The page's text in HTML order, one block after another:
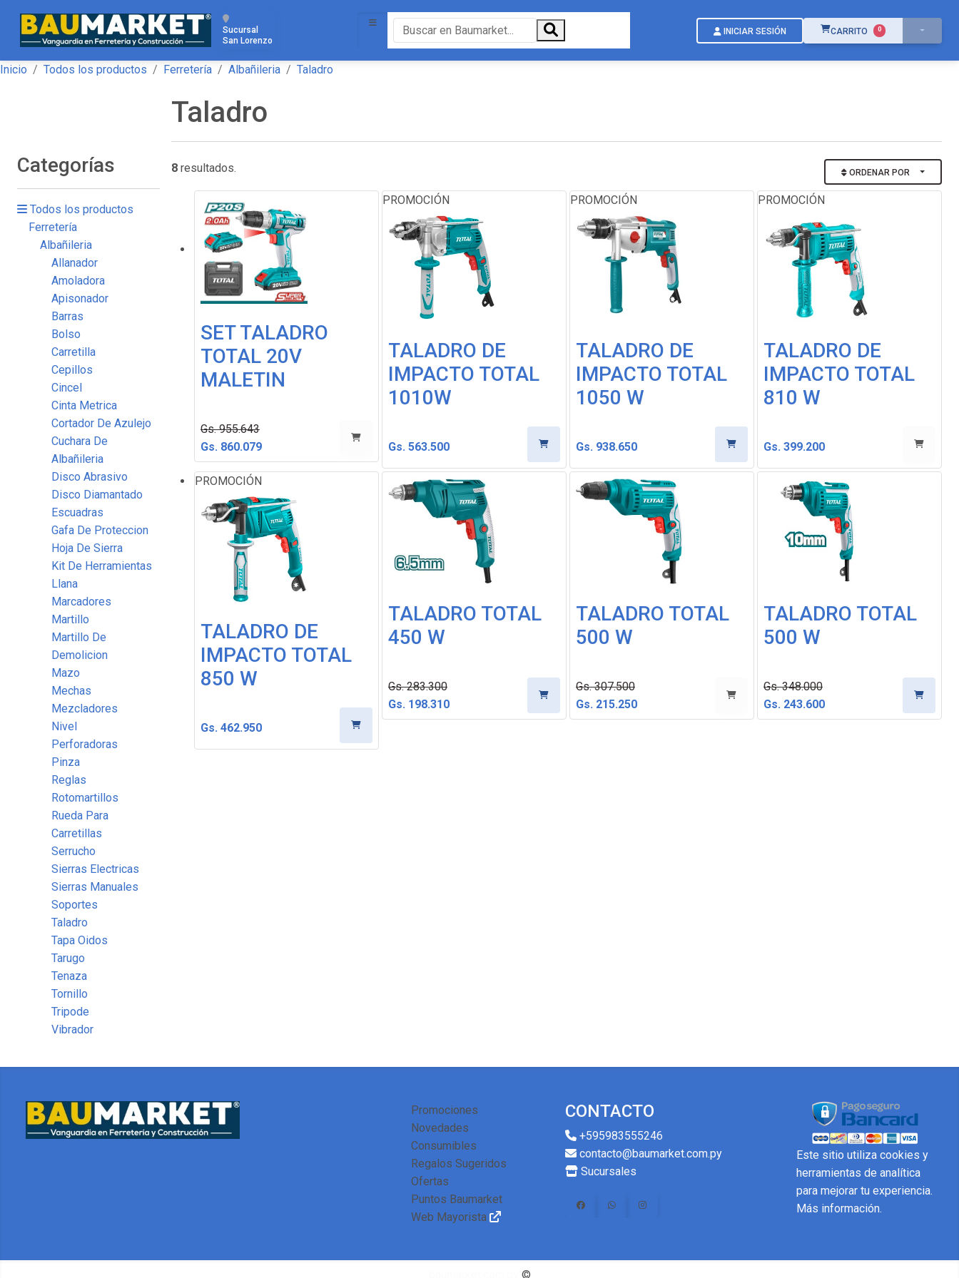
Sucursal
San Lorenzo
INICIAR SESIÓN CARRITO 0ÍTEMS EN EL CARRITO
Inicio Todos los productos Ferretería Albañileria Taladro
Taladro
Categorías
Todos los productos
Ferretería
Albañileria
Allanador
Amoladora
Apisonador
Barras
Bolso
Carretilla
Cepillos
Cincel
Cinta Metrica
Cortador De Azulejo
Cuchara De
Albañileria
Disco Abrasivo
Disco Diamantado
Escuadras
Gafa De Proteccion
Hoja De Sierra
Kit De Herramientas
Llana
Marcadores
Martillo
Martillo De
Demolicion
Mazo
Mechas
Mezcladores
Nivel
Perforadoras
Pinza
Reglas
Rotomartillos
Rueda Para
Carretillas
Serrucho
Sierras Electricas
Sierras Manuales
Soportes
Taladro
Tapa Oidos
Tarugo
Tenaza
Tornillo
Tripode
Vibrador
8 resultados. ORDENAR POR
SET TALADRO
TOTAL 20V
MALETIN
Gs. 955.643
Gs. 860.079
PROMOCIÓN
TALADRO DE
IMPACTO TOTAL
1010W
Gs. 563.500
PROMOCIÓN
TALADRO DE
IMPACTO TOTAL
1050 W
Gs. 938.650
PROMOCIÓN
TALADRO DE
IMPACTO TOTAL
810 W
Gs. 399.200
PROMOCIÓN
TALADRO DE
IMPACTO TOTAL
850 W
Gs. 462.950
TALADRO TOTAL
450 W
Gs. 283.300
Gs. 198.310
TALADRO TOTAL
500 W
Gs. 307.500
Gs. 215.250
TALADRO TOTAL
500 W
Gs. 348.000
Gs. 243.600
Promociones
Novedades
Consumibles
Regalos Sugeridos
Ofertas
Puntos Baumarket
Web Mayorista
CONTACTO
+595983555246
contacto@baumarket.com.py
Sucursales
Este sitio utiliza cookies y
herramientas de analítica
para mejorar tu experiencia.
Más información.
©